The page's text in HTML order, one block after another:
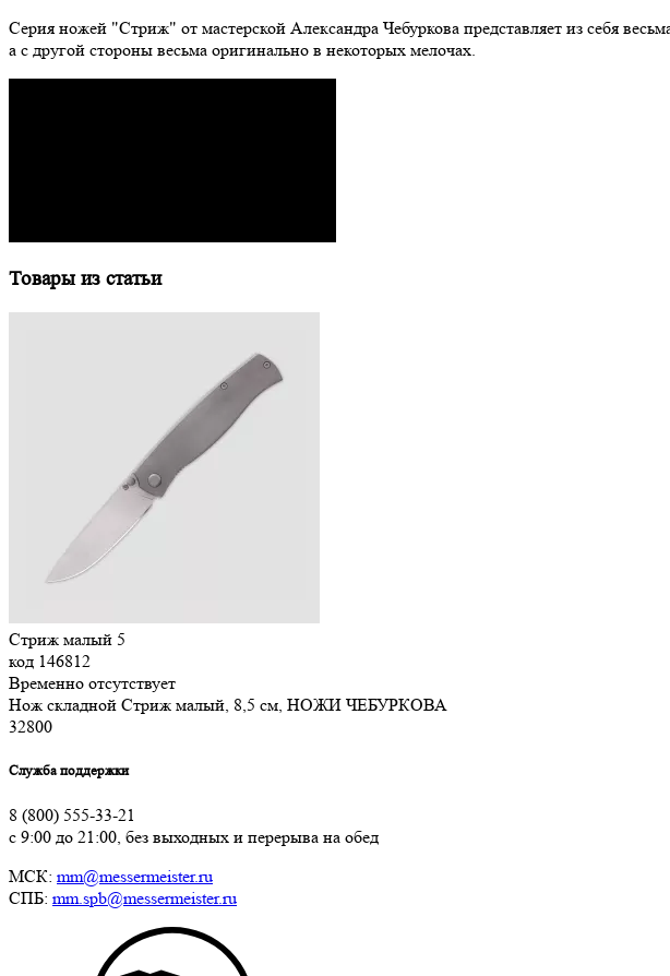
Серия ножей "Стриж" от мастерской Александра Чебуркова представляет из себя
а с другой стороны весьма оригинально в некоторых мелочах.
Товары из статьи
Стриж малый 5
код 146812
Временно отсутствует
Нож складной Стриж малый, 8,5 см, НОЖИ ЧЕБУРКОВА
32800
Служба поддержки
8 (800) 555-33-21
с 9:00 до 21:00, без выходных и перерыва на обед
МСК: mm@messermeister.ru
СПБ: mm.spb@messermeister.ru